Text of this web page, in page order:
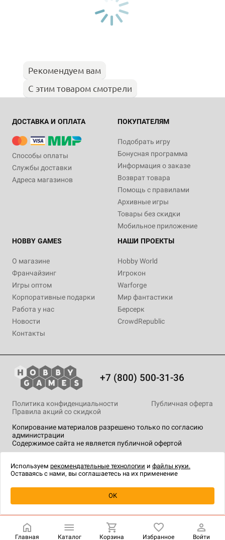
Уведомить о наличии
Рекомендуем вам
С этим товаром смотрели
ДОСТАВКА И ОПЛАТА
Способы оплаты
Службы доставки
Адреса магазинов
ПОКУПАТЕЛЯМ
Подобрать игру
Бонусная программа
Информация о заказе
Возврат товара
Помощь с правилами
Архивные игры
Товары без скидки
Мобильное приложение
HOBBY GAMES
О магазине
Франчайзинг
Игры оптом
Корпоративные подарки
Работа у нас
Новости
Контакты
НАШИ ПРОЕКТЫ
Hobby World
Игрокон
Warforge
Мир фантастики
Берсерк
CrowdRepublic
+7 (800) 500-31-36
Копирование материалов разрешено только по согласию
администрации
Содержимое сайта не является публичной офертой
Политика конфиденциальности
Публичная оферта
Правила акций со скидкой
технологии.
Главная Каталог Корзина Избранное Войти
Используем рекомендательные технологии и файлы куки.
Оставаясь с нами, вы соглашаетесь на их применение
OK